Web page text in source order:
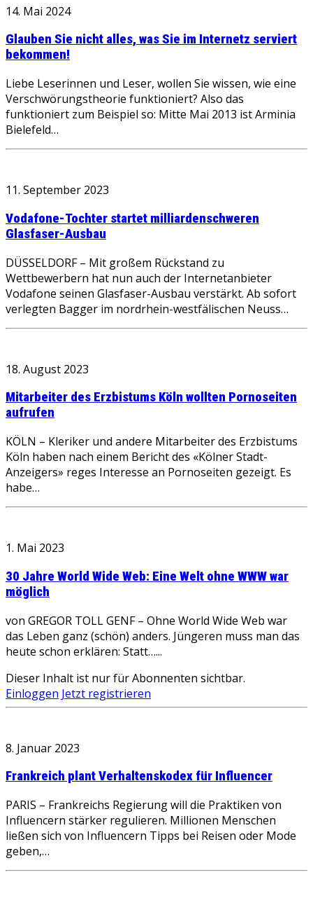
14. Mai 2024
Glauben Sie nicht alles, was Sie im Internetz serviert
bekommen!
Liebe Leserinnen und Leser, wollen Sie wissen, wie eine
Verschwörungstheorie funktioniert? Also das
funktioniert zum Beispiel so: Mitte Mai 2013 ist Arminia
Bielefeld…
11. September 2023
Vodafone-Tochter startet milliardenschweren
Glasfaser-Ausbau
DÜSSELDORF – Mit großem Rückstand zu
Wettbewerbern hat nun auch der Internetanbieter
Vodafone seinen Glasfaser-Ausbau verstärkt. Ab sofort
verlegten Bagger im nordrhein-westfälischen Neuss…
18. August 2023
Mitarbeiter des Erzbistums Köln wollten Pornoseiten
aufrufen
KÖLN – Kleriker und andere Mitarbeiter des Erzbistums
Köln haben nach einem Bericht des «Kölner Stadt-
Anzeigers» reges Interesse an Pornoseiten gezeigt. Es
habe…
1. Mai 2023
30 Jahre World Wide Web: Eine Welt ohne WWW war
möglich
von GREGOR TOLL GENF – Ohne World Wide Web war
das Leben ganz (schön) anders. Jüngeren muss man das
heute schon erklären: Statt…...
Dieser Inhalt ist nur für Abonnenten sichtbar.
Einloggen Jetzt registrieren
8. Januar 2023
Frankreich plant Verhaltenskodex für Influencer
PARIS – Frankreichs Regierung will die Praktiken von
Influencern stärker regulieren. Millionen Menschen
ließen sich von Influencern Tipps bei Reisen oder Mode
geben,…